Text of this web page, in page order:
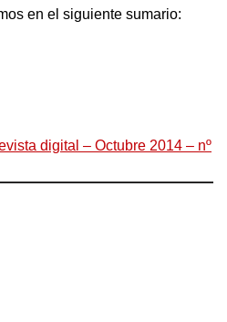
en el siguiente sumario:
digital – Octubre 2014 – nº